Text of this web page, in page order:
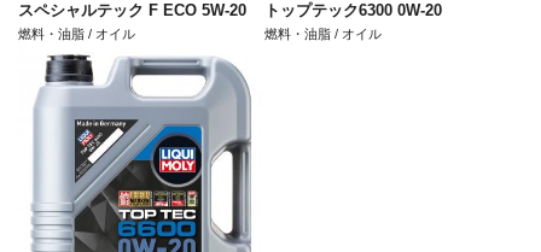
スペシャルテック F ECO 5W-20
燃料・油脂 / オイル
トップテック6300 0W-20
燃料・油脂 / オイル